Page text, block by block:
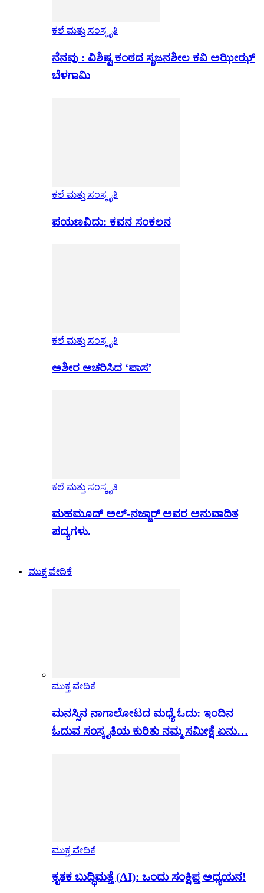
ಕಲೆ ಮತ್ತು ಸಂಸ್ಕೃತಿ
ನೆನವು : ವಿಶಿಷ್ಟ ಕಂಠದ ಸೃಜನಶೀಲ ಕವಿ ಅಝೀಝ್
ಬೆಳಗಾಮಿ
ಕಲೆ ಮತ್ತು ಸಂಸ್ಕೃತಿ
ಪಯಣವಿದು: ಕವನ ಸಂಕಲನ
ಕಲೆ ಮತ್ತು ಸಂಸ್ಕೃತಿ
ಅಶೀರ ಆಚರಿಸಿದ ‘ಪಾಸ’
ಕಲೆ ಮತ್ತು ಸಂಸ್ಕೃತಿ
ಮಹಮೂದ್ ಅಲ್-ನಜ್ಜಾರ್ ಅವರ ಅನುವಾದಿತ
ಪದ್ಯಗಳು.
ಮುಕ್ತ ವೇದಿಕೆ
ಮುಕ್ತ ವೇದಿಕೆ
ಮನಸ್ಸಿನ ನಾಗಾಲೋಟದ ಮಧ್ಯೆ ಓದು: ಇಂದಿನ
ಓದುವ ಸಂಸ್ಕೃತಿಯ ಕುರಿತು ನಮ್ಮ ಸಮೀಕ್ಷೆ ಏನು…
ಮುಕ್ತ ವೇದಿಕೆ
ಕೃತಕ ಬುದ್ಧಿಮತ್ತೆ (AI): ಒಂದು ಸಂಕ್ಷಿಪ್ತ ಅಧ್ಯಯನ!